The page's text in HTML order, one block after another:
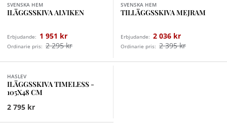
SVENSKA HEM
ILÄGGSSKIVA ALVIKEN
Erbjudande: 1 951 kr
Ordinarie pris: 2 295 kr
SVENSKA HEM
TILLÄGGSSKIVA MEJRAM
Erbjudande: 2 036 kr
Ordinarie pris: 2 395 kr
HASLEV
ILÄGGSSKIVA TIMELESS -
105X48 CM
2 795 kr